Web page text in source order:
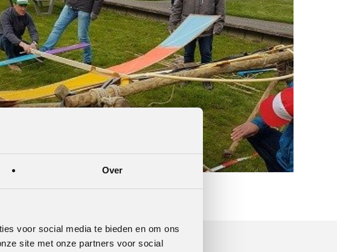
Over
voor social media te bieden en om ons
site met onze partners voor social